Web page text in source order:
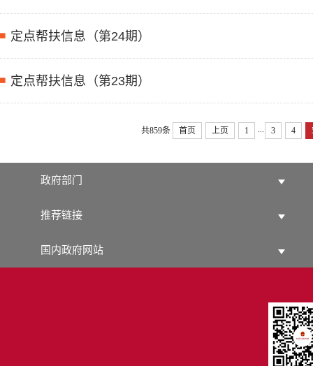
定点帮扶信息（第24期）
定点帮扶信息（第23期）
共859条 首页 上页 1 ... 3 4